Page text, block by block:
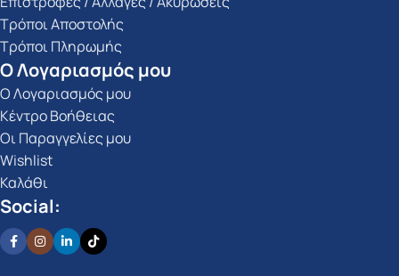
Τρόποι Αποστολής
Τρόποι Πληρωμής
Ο Λογαριασμός μου
Ο Λογαριασμός μου
Κέντρο Βοήθειας
Οι Παραγγελίες μου
Wishlist
Καλάθι
Social: